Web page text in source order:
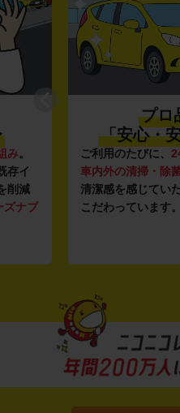
み。
存イ
削減
ズナブ
プロ
「安心・
ご利用のたびに、
車内外の清掃・除
清潔感を感じてい
こだわっています。